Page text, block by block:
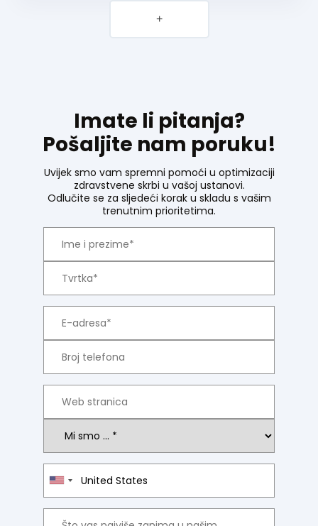
+
Imate li pitanja?
Pošaljite nam poruku!
Uvijek smo vam spremni pomoći u optimizaciji
zdravstvene skrbi u vašoj ustanovi.
Odlučite se za sljedeći korak u skladu s vašim
trenutnim prioritetima.